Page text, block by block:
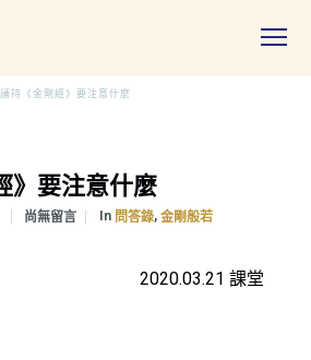
誦持《金剛經》要注意什麼
》要注意什麼
尚無留言 In 問答錄, 金剛般若
2020.03.21 課堂